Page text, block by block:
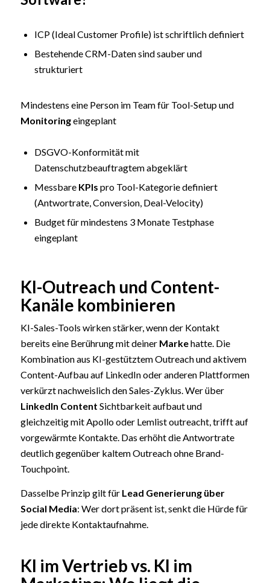
ICP (Ideal Customer Profile) ist schriftlich definiert
Bestehende CRM-Daten sind sauber und
strukturiert
Mindestens eine Person im Team für Tool-Setup und
Monitoringeingeplant
DSGVO-Konformität mit
Datenschutzbeauftragtem abgeklärt
Messbare KPIs pro Tool-Kategorie definiert
(Antwortrate, Conversion, Deal-Velocity)
Budget für mindestens 3 Monate Testphase
eingeplant
KI-Outreach und Content-
Kanäle kombinieren
KI-Sales-Tools wirken stärker, wenn der Kontakt
bereits eine Berührung mit deiner Markehatte. Die
Kombination aus KI-gestütztem Outreach und aktivem
Content-Aufbau auf LinkedIn oder anderen Plattformen
verkürzt nachweislich den Sales-Zyklus. Wer über
LinkedIn Content Sichtbarkeit aufbaut und
gleichzeitig mit Apollo oder Lemlist outreacht, trifft auf
vorgewärmte Kontakte. Das erhöht die Antwortrate
deutlich gegenüber kaltem Outreach ohne Brand-
Touchpoint.
Dasselbe Prinzip gilt für Lead Generierung über
Social Media: Wer dort präsent ist, senkt die Hürde für
jede direkte Kontaktaufnahme.
KI im Vertrieb vs. KI im